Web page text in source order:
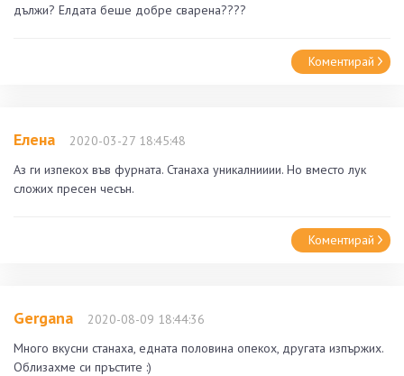
дължи? Елдата беше добре сварена????
Коментирай
Елена
2020-03-27 18:45:48
Аз ги изпекох във фурната. Станаха уникалнииии. Но вместо лук
сложих пресен чесън.
Коментирай
Gergana
2020-08-09 18:44:36
Много вкусни станаха, едната половина опекох, другата изпържих.
Облизахме си пръстите :)